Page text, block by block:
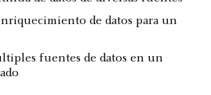
de datos para un
fuentes de datos en un